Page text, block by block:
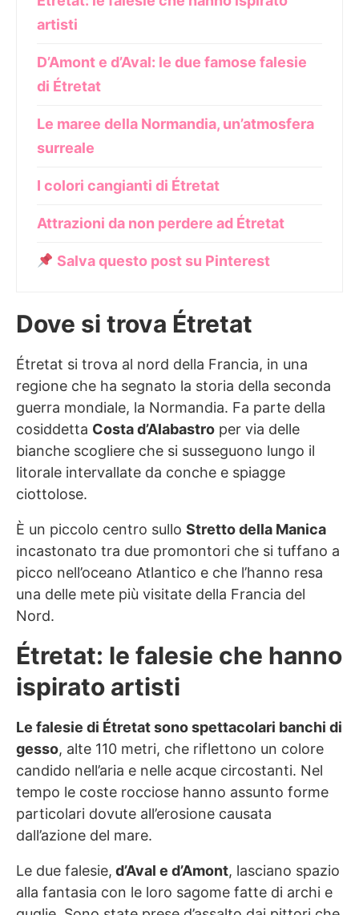
artisti
D’Amont e d’Aval: le due famose falesie
di Étretat
Le maree della Normandia, un’atmosfera
surreale
I colori cangianti di Étretat
Attrazioni da non perdere ad Étretat
Salva questo post su Pinterest
Dove si trova Étretat
Étretat si trova al nord della Francia, in una
regione che ha segnato la storia della seconda
guerra mondiale, la Normandia. Fa parte della
cosiddetta Costa d’Alabastro per via delle
bianche scogliere che si susseguono lungo il
litorale intervallate da conche e spiagge
ciottolose.
È un piccolo centro sullo Stretto della Manica
incastonato tra due promontori che si tuffano a
picco nell’oceano Atlantico e che l’hanno resa
una delle mete più visitate della Francia del
Nord.
Étretat: le falesie che hanno
ispirato artisti
Le falesie di Étretat sono spettacolari banchi di
gesso, alte 110 metri, che riflettono un colore
candido nell’aria e nelle acque circostanti. Nel
tempo le coste rocciose hanno assunto forme
particolari dovute all’erosione causata
dall’azione del mare.
Le due falesie, d’Aval e d’Amont, lasciano spazio
alla fantasia con le loro sagome fatte di archi e